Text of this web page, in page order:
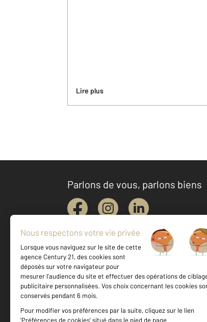
Lire plus
Parlons de vous, parlons biens
Votre agence est notée
Achat